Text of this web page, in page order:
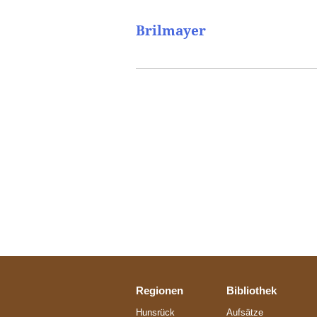
Brilmayer
Regionen
Hunsrück
Bibliothek
Aufsätze